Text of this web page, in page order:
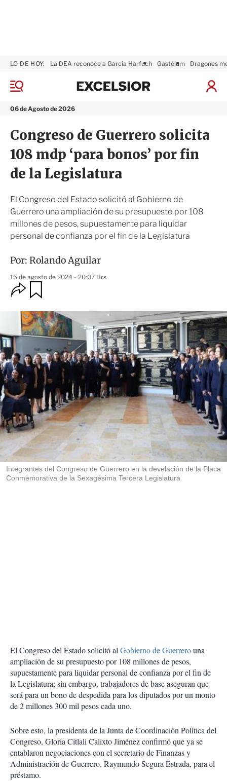
M
n
06 de Agosto de 2026
LO DE HOY: La DEA reconoce a García Harfuch Gastélum Dragones
I
x
i
o
Congreso de Guerrero solicita
108 mdp ‘para bonos’ por fin
de la Legislatura
El Congreso del Estado solicitó al Gobierno de
Guerrero una ampliación de su presupuesto por 108
millones de pesos, supuestamente para liquidar
personal de confianza por el fin de la Legislatura
Por: Rolando Aguilar
15 de agosto de 2024 - 20:07 Hrs
O
p
i
o
n
s
d
e
c
m
p
a
r
t
i
r
r
d
a
r
Integrantes del Congreso de Guerrero en la develación de la Placa
Conmemorativa de la Sexagésima Tercera Legislatura
El Congreso del Estado solicitó alGobierno de Guerrerouna
ampliación de su presupuesto por 108 millones de pesos,
supuestamente para liquidar personal de confianza por el fin de
la Legislatura; sin embargo, trabajadores de base aseguran que
será para un bono de despedida para los diputados por un monto
de 2 millones 300 mil pesos cada uno.
Sobre esto, la presidenta de la Junta de Coordinación Política del
Congreso, Gloria Citlali Calixto Jiménez confirmó que ya se
entablaron negociaciones con el secretario de Finanzas y
Administración de Guerrero, Raymundo Segura Estrada, para el
préstamo.